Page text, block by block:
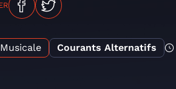
Musicale Courants Alternatifs